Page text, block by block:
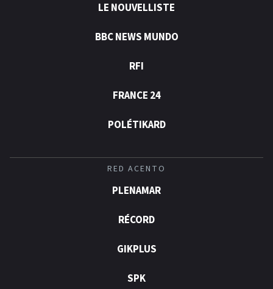
LE NOUVELLISTE
BBC NEWS MUNDO
RFI
FRANCE 24
POLÉTIKARD
RED ACENTO
PLENAMAR
RÉCORD
GIKPLUS
SPK